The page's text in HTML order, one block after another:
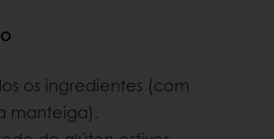
os ingredientes (com
manteiga).